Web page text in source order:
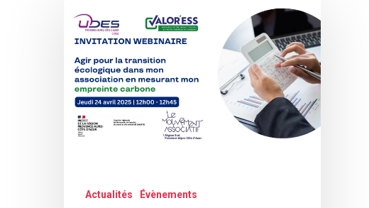
Formez-
vous
transition
monActualités Évènements